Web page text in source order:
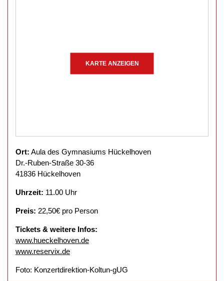
KARTE ANZEIGEN
Ort: Aula des Gymnasiums Hückelhoven
Dr.-Ruben-Straße 30-36
41836 Hückelhoven
Uhrzeit: 11.00 Uhr
Preis: 22,50€ pro Person
Tickets & weitere Infos:
www.hueckelhoven.de
www.reservix.de
Foto: Konzertdirektion-Koltun-gUG